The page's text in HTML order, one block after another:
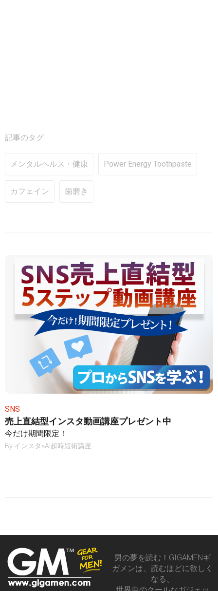
記事のタグ
メンタルヘルス・健康 Power Energy Toothpaste
カフェイン 歯磨き
SNS
売上直結型インスタ動画講座プレゼント中
今だけ期間限定！
By インスタ×AI超時短術講座
男の夢を読む！GIGAMENギ
ガメンは、読むほどに欲しく
なる、